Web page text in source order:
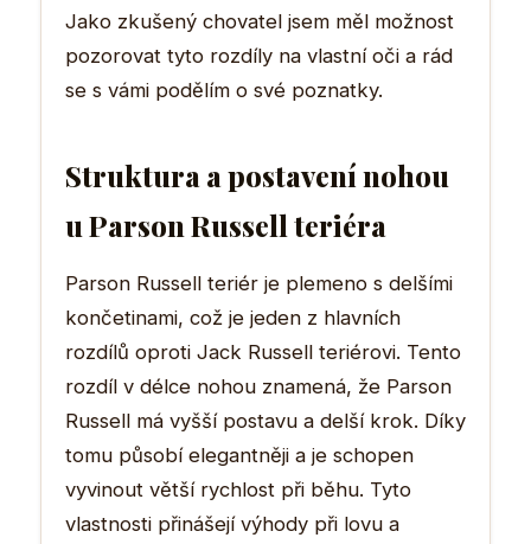
Jako zkušený chovatel jsem měl možnost
pozorovat tyto rozdíly na vlastní oči a rád
se s vámi podělím o své poznatky.
Struktura a postavení nohou
u Parson Russell teriéra
Parson Russell teriér je plemeno s delšími
končetinami, což je jeden z hlavních
rozdílů oproti Jack Russell teriérovi. Tento
rozdíl v délce nohou znamená, že Parson
Russell má vyšší postavu a delší krok. Díky
tomu působí elegantněji a je schopen
vyvinout větší rychlost při běhu. Tyto
vlastnosti přinášejí výhody při lovu a